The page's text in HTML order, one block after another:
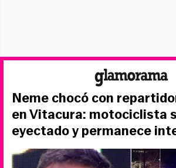
Neme chocó con
en Vitacura: motociclista
eyectado y permanece